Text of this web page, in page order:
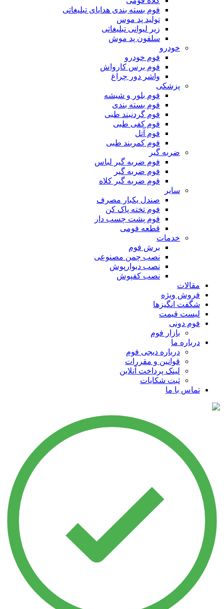
فوم بسته بندی هدایای تبلیغاتی
تولید پد موس
زیر لیوانی تبلیغاتی
سلفون پد موش
خودرو
فوم خودرو
فوم برس کارواش
واشر دور چراغ
پزشکی
فوم بلور و شیشه
فوم بسته بندی
فوم گردنبند طبی
فوم کفی طبی
فوم آتل
فوم کمربند طبی
ضربه گیر
فوم ضربه گیر لباس
فوم ضربه گیر
فوم ضربه گیر کلاه
سایر
صندل یکبار مصرف
فوم تخته پاک کن
فوم پشت چسب دار
قطعه فومی
خدمات
برش فوم
نصب چمن مصنوعی
نصب دیوارپوش
نصب کفپوش
مقالات
فروش ویژه
شگفت انگیزها
لیست قیمت
فوم دونی
بازار فوم
درباره ما
درباره دیجی فوم
قوانین و مقررات
لینک پرداخت آنلاین
ثبت شکایات
تماس با ما